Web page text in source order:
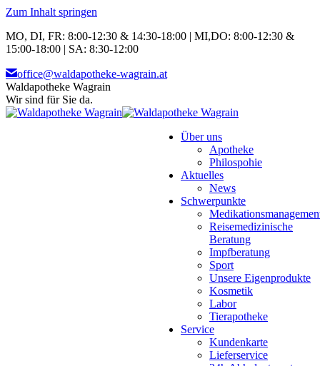
Zum Inhalt springen
MO, DI, FR: 8:00-12:30 & 14:30-18:00 | MI,DO: 8:00-12:30 &
15:00-18:00 | SA: 8:30-12:00
office@waldapotheke-wagrain.at
Waldapotheke Wagrain
Wir sind für Sie da.
Über uns
Apotheke
Philospohie
Aktuelles
News
Schwerpunkte
Reisemedizinische
Beratung
Impfberatung
Sport
Unsere Eigenprodukte
Kosmetik
Labor
Tierapotheke
Service
Kundenkarte
Lieferservice